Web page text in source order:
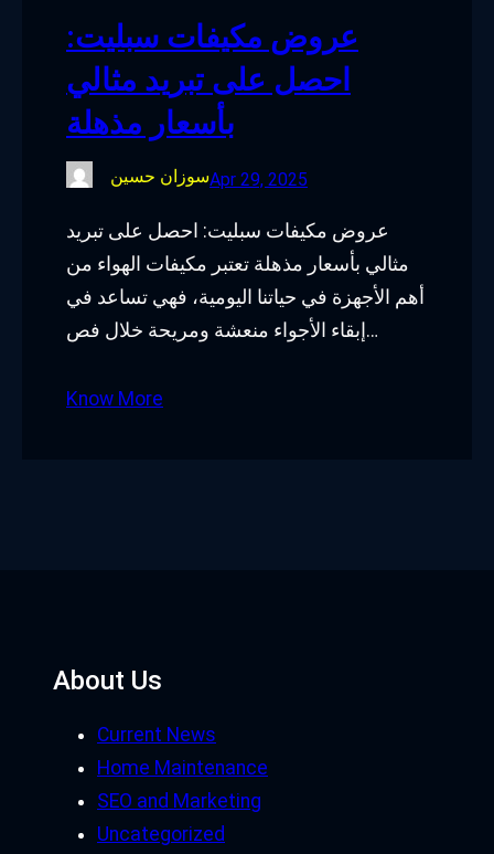
عروض مكيفات سبليت:
احصل على تبريد مثالي
بأسعار مذهلة
سوزان حسينApr 29, 2025
عروض مكيفات سبليت: احصل على تبريد
مثالي بأسعار مذهلة تعتبر مكيفات الهواء من
أهم الأجهزة في حياتنا اليومية، فهي تساعد في
إبقاء الأجواء منعشة ومريحة خلال فص…
Know More
About Us
Current News
Home Maintenance
SEO and Marketing
Uncategorized